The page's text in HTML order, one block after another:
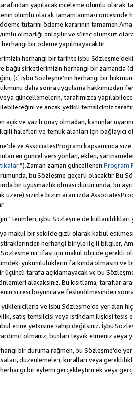
yapılacak inceleme olumlu olarak
olumlu olarak tamamlanması
tutarını ödeme kararının tamamen
olmadığı anlaşılır ve süreç olumsuz
bir ödeme yapılmayacaktır.
herhangi bir tarihte işbu
bağlı şirketlerimizin herhangi bir zamanda
(c) işbu Sözleşme’nin herhangi bir
daha sonra uygulama hakkımızdan
güncellemelerin, tarafımızca
ve ancak yetkili temsilcimiz
açık ve yazılı onay olmadan, kanunlar
halefleri ve temlik alanları için bağlayıcı
ve AssociatesProgramı kapsamında
en güncel versiyonları, ekleri,
”).Zaman zaman güncellenen Program
bu Sözleşme geçerli olacaktır. Bu
bir uyuşmazlık olması durumunda, bu
üzere) sizinle bizim aramızda
terimleri, işbu Sözleşme’de
makul bir şekilde gizli olarak kabul
iştiraklerinden herhangi biriyle ilgili bilgiler,
ifası için makul ölçüde gerekli
yükümlülüklerin farkında olmasını ve
üçüncü tarafa açıklamayacak ve bu
alacaksınız. Bu kısıtlama, taraflar
süresi boyunca ve feshedilmesinden
yüklenicileriz ve işbu Sözleşme’de yer alan
satış temsilcisi veya istihdam ilişkisi
etme yetkisine sahip değilsiniz. İşbu
olmanız, bunları teşvik etmeniz
bir duruma rağmen, bu Sözleşme’de
düzenlemeleri, kuralları veya
bir eylemi gerçekleştirmek veya